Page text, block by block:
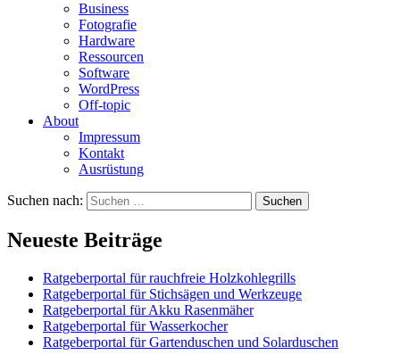
Business
Fotografie
Hardware
Ressourcen
Software
WordPress
Off-topic
About
Impressum
Kontakt
Ausrüstung
Suchen nach:
Neueste Beiträge
Ratgeberportal für rauchfreie Holzkohlegrills
Ratgeberportal für Stichsägen und Werkzeuge
Ratgeberportal für Akku Rasenmäher
Ratgeberportal für Wasserkocher
Ratgeberportal für Gartenduschen und Solarduschen